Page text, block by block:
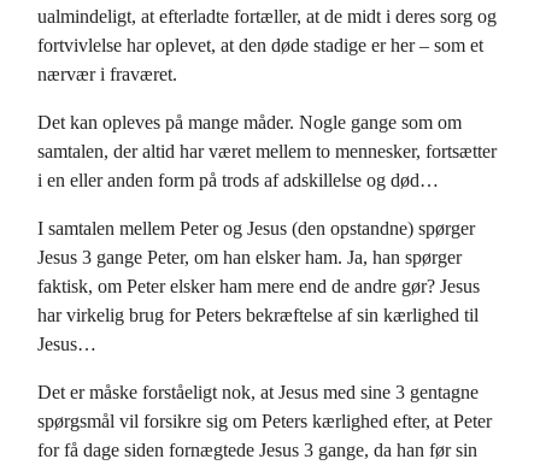
ualmindeligt, at efterladte fortæller, at de midt i deres sorg og
fortvivlelse har oplevet, at den døde stadige er her – som et
nærvær i fraværet.
Det kan opleves på mange måder. Nogle gange som om
samtalen, der altid har været mellem to mennesker, fortsætter
i en eller anden form på trods af adskillelse og død…
I samtalen mellem Peter og Jesus (den opstandne) spørger
Jesus 3 gange Peter, om han elsker ham. Ja, han spørger
faktisk, om Peter elsker ham mere end de andre gør? Jesus
har virkelig brug for Peters bekræftelse af sin kærlighed til
Jesus…
Det er måske forståeligt nok, at Jesus med sine 3 gentagne
spørgsmål vil forsikre sig om Peters kærlighed efter, at Peter
for få dage siden fornægtede Jesus 3 gange, da han før sin